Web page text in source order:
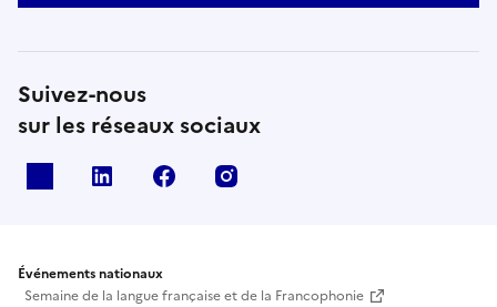
Suivez-nous
sur les réseaux sociaux
Linkedin Facebook
Événements nationaux
Semaine de la langue française et de la Francophonie